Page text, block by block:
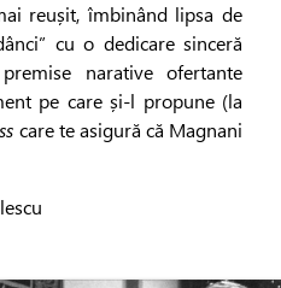
reușit, îmbinând lipsa de
cu o dedicare sinceră
narative ofertante
pe care și-l propune (la
care te asigură că Magnani